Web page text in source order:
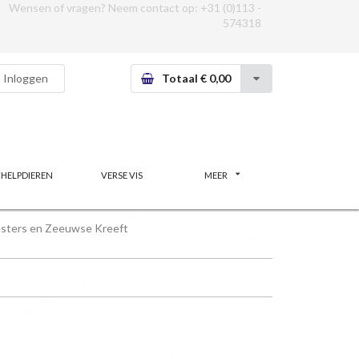
Wensen of vragen? Neem contact op: +31 (0)113 -
574318
Inloggen Totaal € 0,00
VERSE VIS MEER
en Zeeuwse Kreeft